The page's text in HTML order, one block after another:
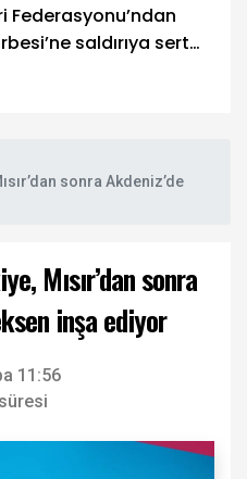
Federasyonu’ndan
saldırıya sert
sonra Akdeniz’de
Mısır’dan sonra
inşa ediyor
11:56